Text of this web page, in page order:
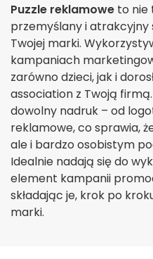
Puzzle reklamowe to nie
przemyślany i
Twojej marki.
kampaniach
zarówno dzieci, jak i
association z Twoją
dowolny nadruk – od
reklamowe, co sprawia,
ale i bardzo osobistym
Idealnie nadają się do
element kampanii
składając je, krok po
marki.